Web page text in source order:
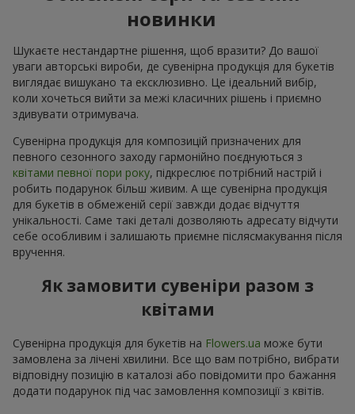
новинки
Шукаєте нестандартне рішення, щоб вразити? До вашої
уваги авторські вироби, де сувенірна продукція для букетів
виглядає вишукано та ексклюзивно. Це ідеальний вибір,
коли хочеться вийти за межі класичних рішень і приємно
здивувати отримувача.
Сувенірна продукція для композицій призначених для
певного сезонного заходу гармонійно поєднуються з
квітами певної пори року, підкреслює потрібний настрій і
робить подарунок більш живим. А ще сувенірна продукція
для букетів в обмеженій серії завжди додає відчуття
унікальності. Саме такі деталі дозволяють адресату відчути
себе особливим і залишають приємне післясмакування після
вручення.
Як замовити сувеніри разом з
квітами
Сувенірна продукція для букетів на Flowers.ua може бути
замовлена за лічені хвилини. Все що вам потрібно, вибрати
відповідну позицію в каталозі або повідомити про бажання
додати подарунок під час замовлення композиції з квітів.